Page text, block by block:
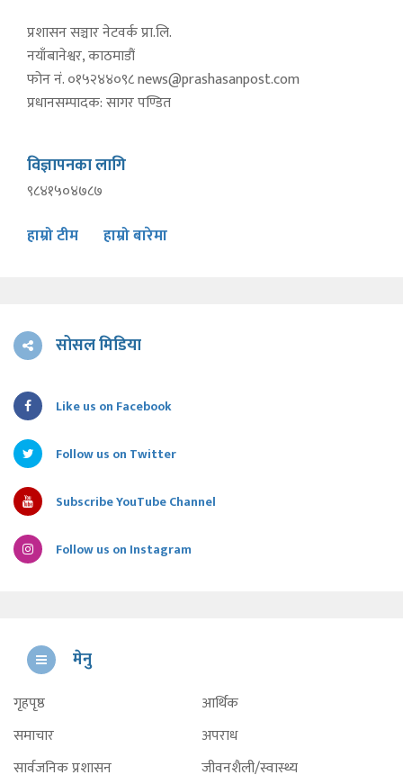
प्रशासन सञ्चार नेटवर्क प्रा.लि.
नयाँबानेश्वर, काठमाडौं
फोन नं. ०१५२४४०९८news@prashasanpost.com
प्रधानसम्पादक: सागर पण्डित
विज्ञापनका लागि
९८४१५०४७८७
हाम्रो टीम हाम्रो बारेमा
सोसल मिडिया
Like us on Facebook
Follow us on Twitter
Subscribe YouTube Channel
Follow us on Instagram
मेनु
गृहपृष्ठ
समाचार
सार्वजनिक प्रशासन
आर्थिक
अपराध
जीवनशैली/स्वास्थ्य